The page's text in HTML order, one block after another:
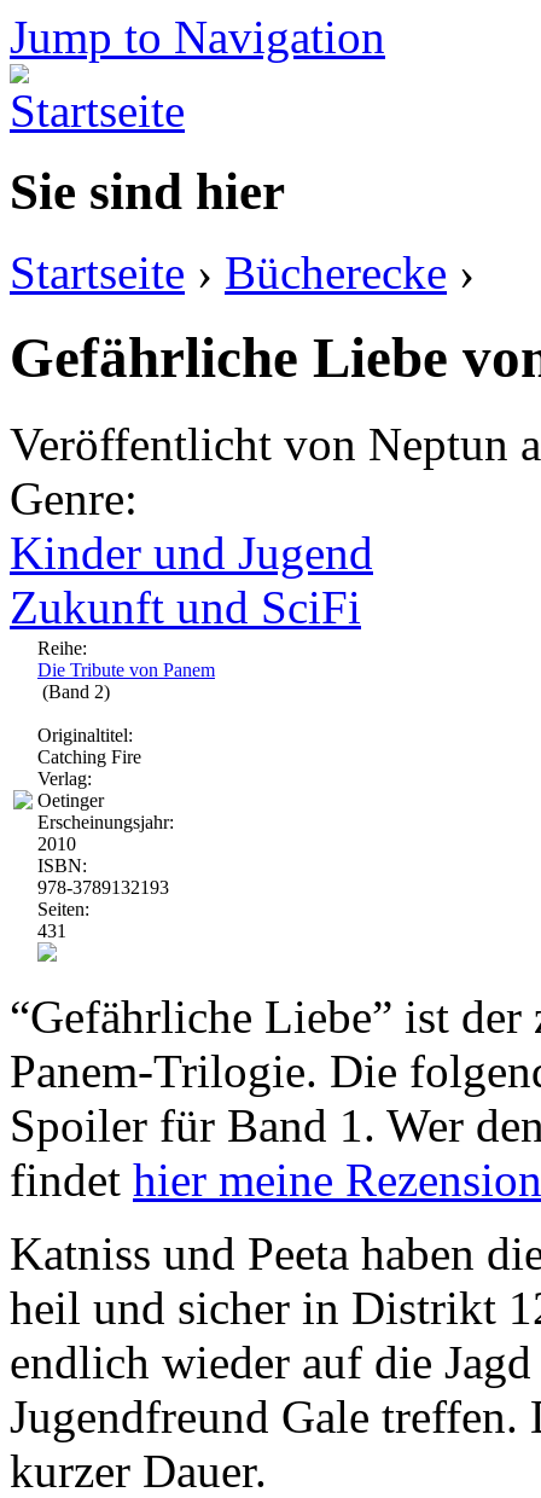
Jump to Navigation
Sie sind hier
Startseite › Bücherecke ›
Gefährliche Liebe
Veröffentlicht von Neptun
Genre:
Kinder und Jugend
Zukunft und SciFi
Reihe:
Die Tribute von Panem
(Band 2)
Originaltitel:
Catching Fire
Verlag:
Oetinger
Erscheinungsjahr:
2010
ISBN:
978-3789132193
Seiten:
431
“Gefährliche Liebe” ist
Panem-Trilogie. Die
Spoiler für Band 1. Wer
findet hier meine Rezension
Katniss und Peeta haben
heil und sicher in Distrikt
endlich wieder auf die
Jugendfreund Gale
kurzer Dauer.